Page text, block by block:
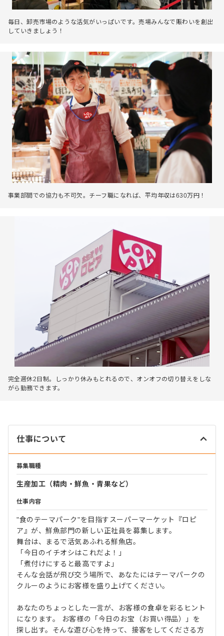
毎日、卸売市場のような活気がいっぱいです。売場みんなで賑わいを創出
していきましょう！
事業部間での協力も不可欠。チーフ職になれば、平均年収は630万円！
完全週休2日制。しっかり休みもとれるので、オンオフの切り替えをしな
がら勤務できます。
仕事について
募集職種
生産加工（精肉・鮮魚・青果など）
仕事内容
"食のテーマパーク"を目指すスーパーマーケット『ロピ
ア』が、鮮魚部門の新しい正社員を募集します。
舞台は、まるで活気あふれる鮮魚店。
「今日のイチオシはこれだよ！」
「煮付けにすると最高ですよ」
そんな会話が飛び交う場所で、あなたにはテーマパークの
クルーのようにお客様を盛り上げてください。
あなたのちょっとした一言が、お客様の食卓を彩るヒント
になります。 お客様の「今日のお宝（お買い得品）」を
探し出す。そんな遊び心を持って、接客をしてくださる方